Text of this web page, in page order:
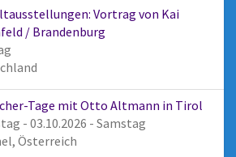
Vortrag von Kai
/ Brandenburg
Tage mit Otto Altmann in Tirol
- 03.10.2026 - Samstag
Österreich